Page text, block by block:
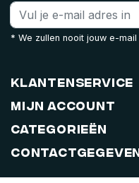
* We zullen nooit jouw e-
Klantenservice
Mijn account
Categorieën